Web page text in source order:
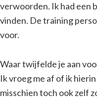
verwoorden. Ik had een
vinden. De training
voor.
Waar twijfelde je aan
Ik vroeg me af of ik
misschien toch ook zelf